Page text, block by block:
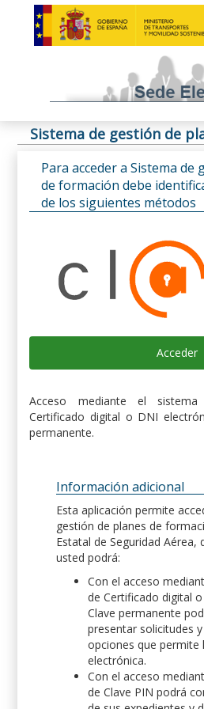
Sistema de gestión de
Para acceder a Sistema de
de formación debe
de los siguientes métodos
Acceder
Acceso mediante el
Certificado digital o DNI
permanente.
Información adicional
Esta aplicación permite
gestión de planes de
Estatal de Seguridad Aérea,
usted podrá:
Con el acceso
de Certificado digital
Clave permanente
presentar solicitudes
opciones que permite
electrónica.
Con el acceso
de Clave PIN podrá